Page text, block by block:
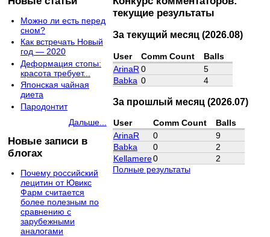
Можно ли есть перед
сном?
Как встречать Новый
год — 2020
Деформация стопы:
красота требует...
Японская чайная
диета
Пародонтит
Дальше...
Новые записи в
блогах
Почему российский
лецитин от Ювикс
Фарм считается
более полезным по
сравнению с
зарубежными
аналогами
текущие результаты
За текущий месяц (2026.08)
User Comm Count
Balls
ArinaR 0
5
Babka 0 4
За прошлый месяц (2026.07)
User Comm Count
Balls
ArinaR
0
9
Babka
0
2
Kellamere0
2
Полные результаты